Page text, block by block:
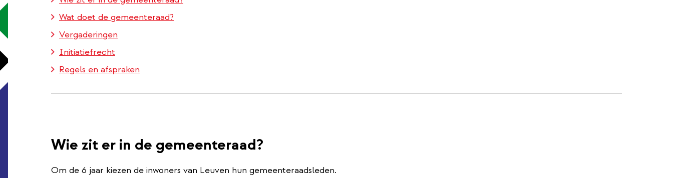
Wat doet de gemeenteraad?
Vergaderingen
Initiatiefrecht
Regels en afspraken
Wie zit er in de gemeenteraad?
Om de 6 jaar kiezen de inwoners van Leuven hun gemeenteraadsleden.